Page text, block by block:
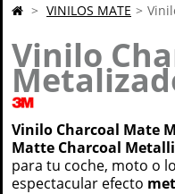
> VINILOS MATE >
Vinilo
Vinilo Charcoal Mate
Matte Charcoal
para tu coche, moto o
espectacular efecto